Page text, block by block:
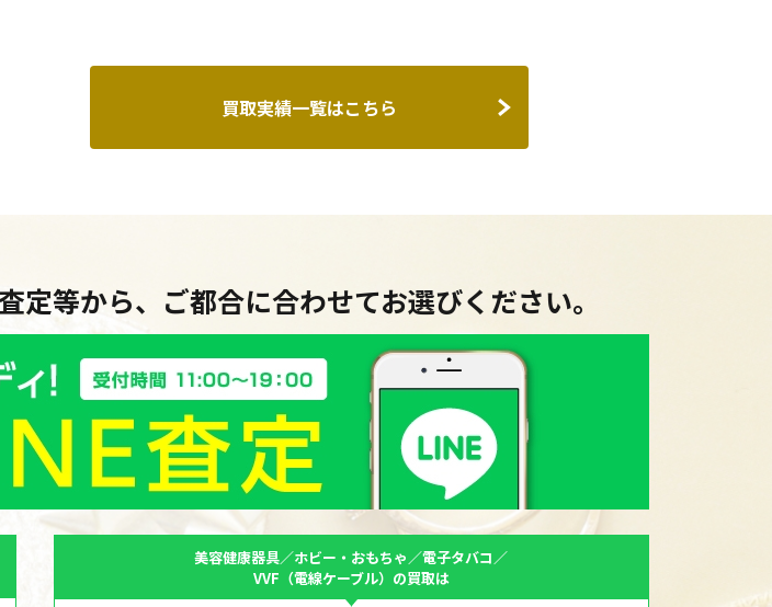
買取実績一覧はこちら
等から、ご都合に合わせてお選びください。
美容健康器具／ホビー・おもちゃ／電子タバコ／
VVF（電線ケーブル）の買取は